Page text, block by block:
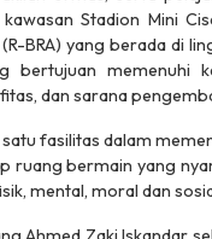
Stadion Mini
BRA) yang berada di
bertujuan memenuhi
dan sarana
fasilitas dalam
bermain yang
mental, moral dan